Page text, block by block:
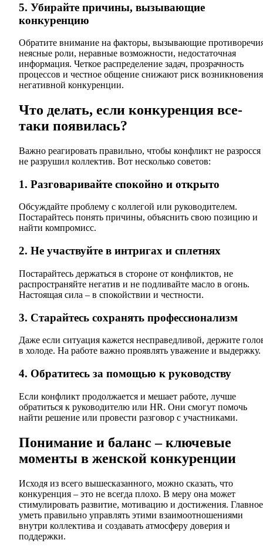
5. Убирайте причины, вызывающие
конкуренцию
Обратите внимание на факторы, вызывающие
неясные роли, неравные возможности, недостаточная
информация. Четкое распределение задач, прозрачность
процессов и честное общение снижают риск возникновения
негативной конкуренции.
Что делать, если конкуренция все-
таки появилась?
Важно реагировать правильно, чтобы конфликт не разросся
не разрушил коллектив. Вот несколько советов:
1. Разговаривайте спокойно и открыто
Обсуждайте проблему с коллегой или руководителем.
Постарайтесь понять причины, объяснить свою позицию и
найти компромисс.
2. Не участвуйте в интригах и сплетнях
Постарайтесь держаться в стороне от конфликтов, не
распространяйте негатив и не подливайте масло в огонь.
Настоящая сила – в спокойствии и честности.
3. Старайтесь сохранять профессионализм
Даже если ситуация кажется несправедливой, держите
в холоде. На работе важно проявлять уважение и выдержку.
4. Обратитесь за помощью к руководству
Если конфликт продолжается и мешает работе, лучше
обратиться к руководителю или HR. Они смогут помочь
найти решение или провести разговор с участниками.
Понимание и баланс – ключевые
моменты в женской конкуренции
Исходя из всего вышесказанного, можно сказать, что
конкуренция – это не всегда плохо. В меру она может
стимулировать развитие, мотивацию и достижения.
уметь правильно управлять этими взаимоотношениями
внутри коллектива и создавать атмосферу доверия и
поддержки.